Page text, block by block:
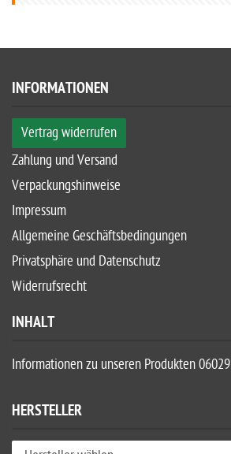
INFORMATIONEN
Vertrag widerrufen
Zahlung und Versand
Verpackungshinweise
Impressum
Allgemeine Geschäftsbedingungen
Privatsphäre und Datenschutz
Widerrufsrecht
INHALT
Informationen zu unseren Produkten
HERSTELLER